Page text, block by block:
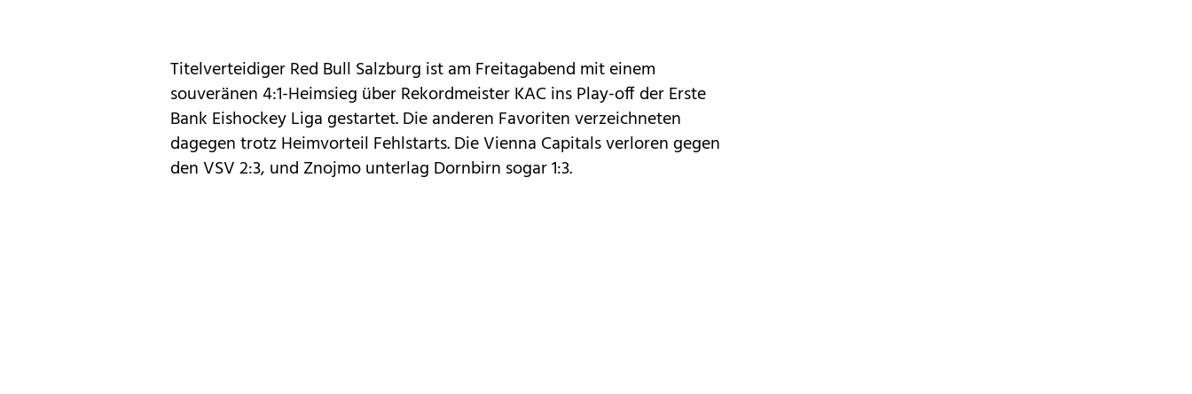
Titelverteidiger Red Bull Salzburg ist am Freitagabend mit einem
souveränen 4:1-Heimsieg über Rekordmeister KAC ins Play-off der Erste
Bank Eishockey Liga gestartet. Die anderen Favoriten verzeichneten
dagegen trotz Heimvorteil Fehlstarts. Die Vienna Capitals verloren gegen
den VSV 2:3, und Znojmo unterlag Dornbirn sogar 1:3.